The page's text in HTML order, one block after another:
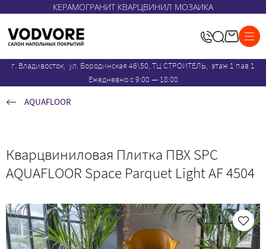
КЕРАМОГРАНИТ КВАРЦВИНИЛ МОЗАИКА
г. Владивосток, ул. Бородинская 46\50, ТЦ СТРОИТЕЛЬ, этаж 1 пав 1
Ежедневно с 9:00 — 18:00
AQUAFLOOR
Кварцвиниловая Плитка ПВХ SPC
AQUAFLOOR Space Parquet Light AF 4504